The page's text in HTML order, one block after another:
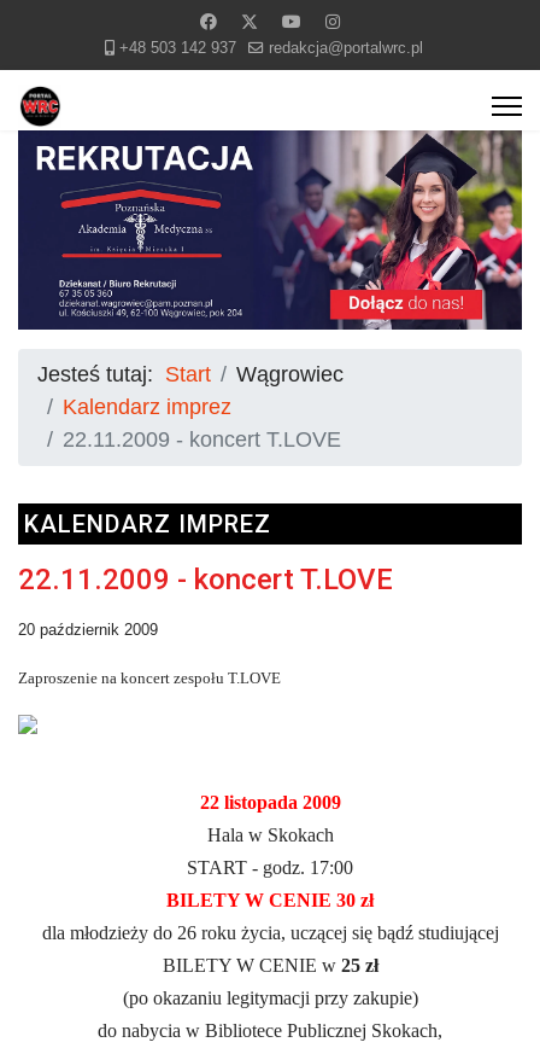
+48 503 142 937 redakcja@portalwrc.pl
Jesteś tutaj: Start
Wągrowiec
Kalendarz imprez
22.11.2009 - koncert T.LOVE
KALENDARZ IMPREZ
22.11.2009 - koncert T.LOVE
20 październik 2009
Zaproszenie na koncert zespołu T.LOVE
22 listopada 2009
Hala w Skokach
START - godz. 17:00
BILETY W CENIE 30 zł
dla młodzieży do 26 roku życia, uczącej się bądź studiującej
BILETY W CENIE w25 zł
(po okazaniu legitymacji przy zakupie)
do nabycia w Bibliotece Publicznej Skokach,